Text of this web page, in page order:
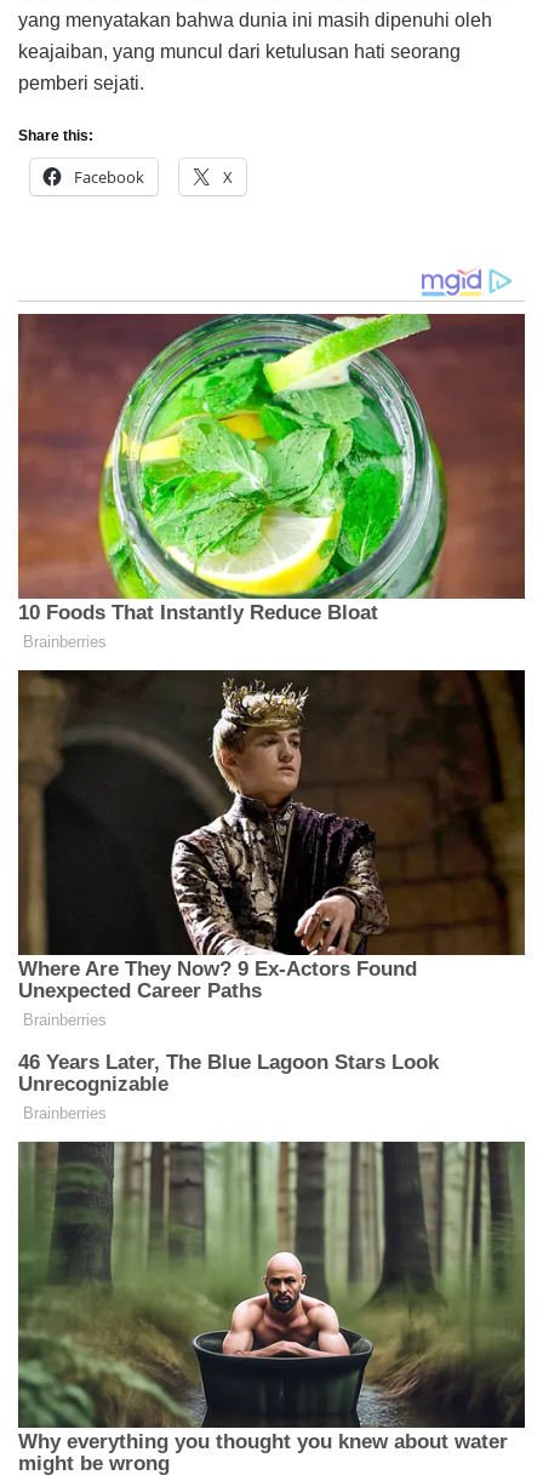
yang menyatakan bahwa dunia ini masih dipenuhi oleh
keajaiban, yang muncul dari ketulusan hati seorang
pemberi sejati.
Share this:
Facebook X